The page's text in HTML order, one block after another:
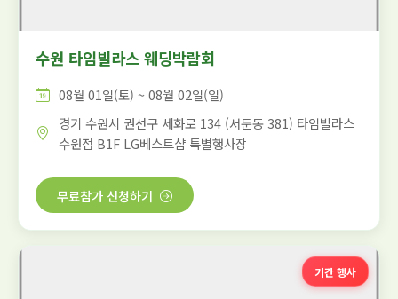
수원 타임빌라스 웨딩박람회
08월 01일(토) ~ 08월 02일(일)
경기 수원시 권선구 세화로 134 (서둔동 381) 타임빌라스
수원점 B1F LG베스트샵 특별행사장
무료참가 신청하기
기간 행사